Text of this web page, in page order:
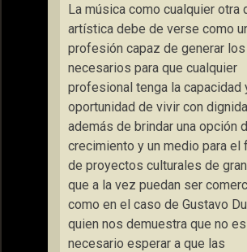
La música como cualquier otra
artística debe de verse como
profesión capaz de generar
necesarios para que cualquier
profesional tenga la capacidad
oportunidad de vivir con
además de brindar una opción
crecimiento y un medio para el
de proyectos culturales de
que a la vez puedan ser
como en el caso de Gustavo
quien nos demuestra que no es
necesario esperar a que las